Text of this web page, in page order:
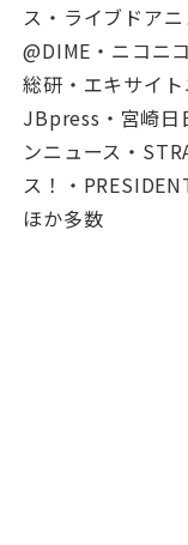
ス・ライブドア
@DIME・ニコニ
総研・エキサイ
JBpress・宮崎
ンニュース・
ス！・
ほか多数